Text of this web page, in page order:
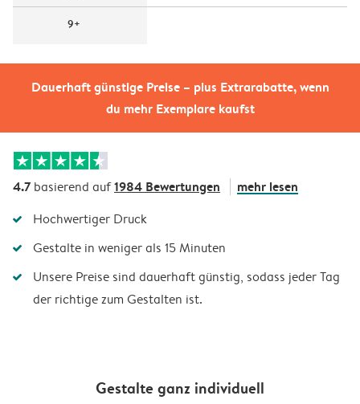
Dauerhaft günstige Preise – plus Extrarabatte, wenn
du mehr Exemplare kaufst
9+
4.7 basierend auf1984 Bewertungen mehr lesen
Hochwertiger Druck
Gestalte in weniger als 15 Minuten
Unsere Preise sind dauerhaft günstig, sodass jeder Tag
der richtige zum Gestalten ist.
Gestalte ganz individuell